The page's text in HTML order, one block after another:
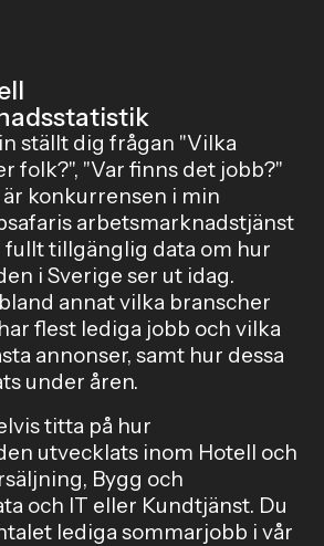
ställt dig frågan "Vilka
folk?", "Var finns det jobb?"
konkurrensen i min
arbetsmarknadstjänst
tillgänglig data om hur
i Sverige ser ut idag.
annat vilka branscher
flest lediga jobb och vilka
annonser, samt hur dessa
under åren.
titta på hur
utvecklats inom Hotell och
Bygg och
och IT eller Kundtjänst. Du
lediga sommarjobb i vår